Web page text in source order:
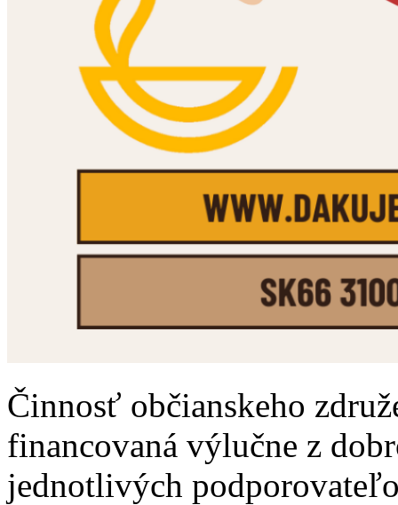
Činnosť občianskeho
financovaná výlučne z
jednotlivých